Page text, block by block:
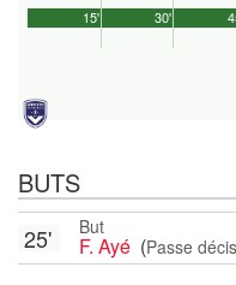
15' 30'
BUTS
But
F. Ayé (Passe
25'